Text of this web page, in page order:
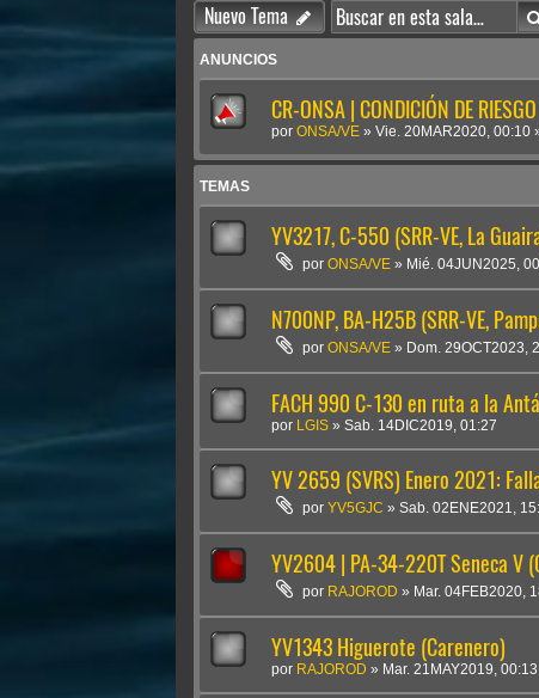
Nuevo Tema
ANUNCIOS
CR-ONSA | CONDICIÓN DE
por ONSA/VE » Vie. 20MAR2020, 00:10
TEMAS
YV3217, C-550 (SRR-VE, La
porONSA/VE » Mié. 04JUN2025,
N700NP, BA-H25B (SRR-VE,
porONSA/VE » Dom. 29OCT2023,
FACH 990 C-130 en ruta a la
por LGIS » Sab. 14DIC2019, 01:27
YV 2659 (SVRS) Enero 2021:
porYV5GJC »Sab. 02ENE2021,
YV2604 | PA-34-220T Seneca V
por RAJOROD » Mar. 04FEB2020,
YV1343 Higuerote (Carenero)
por RAJOROD » Mar. 21MAY2019, 00:13